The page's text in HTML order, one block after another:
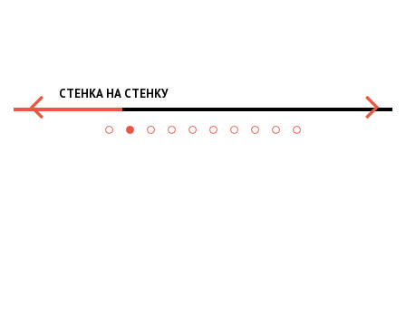
СТЕНКА НА СТЕНКУ